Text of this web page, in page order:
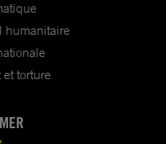
humanitaire
torture